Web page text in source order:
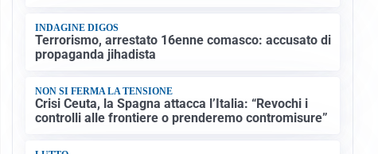
INDAGINE DIGOS
Terrorismo, arrestato 16enne comasco: accusato di
propaganda jihadista
NON SI FERMA LA TENSIONE
Crisi Ceuta, la Spagna attacca l’Italia: “Revochi i
controlli alle frontiere o prenderemo contromisure”